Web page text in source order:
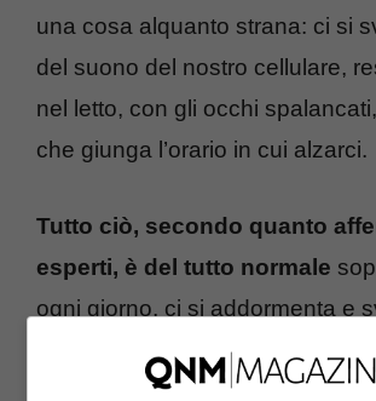
una cosa alquanto strana: ci si
del suono del nostro cellulare,
nel letto, con gli occhi
che giunga l’orario in cui alzarci.
Tutto ciò, secondo quanto
esperti, è del tutto normale
ogni giorno, ci si addormenta e
stessa ora. Sappiamo bene che
corpo, nell’età che va dai 13 ai